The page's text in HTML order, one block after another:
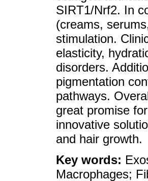
SIRT1/Nrf2. In
(creams,
stimulation.
elasticity,
disorders.
pigmentation
pathways.
great promise
innovative
and hair growth.
Key words:
Macrophages;